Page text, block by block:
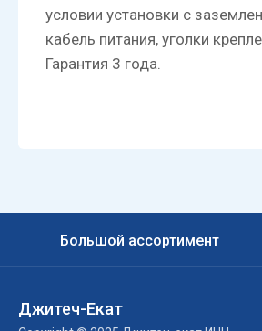
условии установки с
кабель питания, уголки
Гарантия 3 года.
Большой ассортимент
Джитеч-Екат